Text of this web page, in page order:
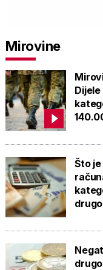
Mirovine
Što je